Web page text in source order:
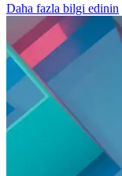
Daha fazla bilgi edinin